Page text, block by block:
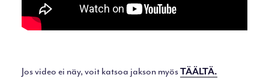
Jos video ei näy, voit katsoa jakson myösTÄÄLTÄ.